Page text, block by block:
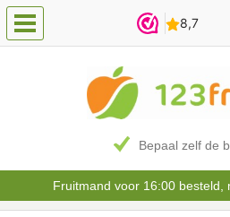
Bepaal zelf de
Fruitmand voor 16:00 besteld,